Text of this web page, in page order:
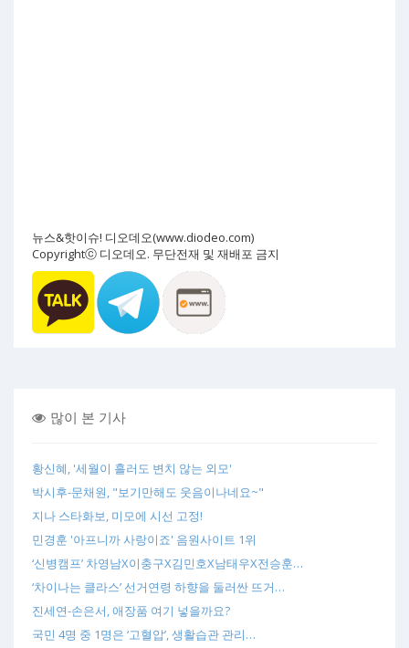
뉴스&핫이슈! 디오데오(www.diodeo.com)
Copyrightⓒ 디오데오. 무단전재 및 재배포 금지
많이 본 기사
황신혜, '세월이 흘러도 변치 않는 외모'
박시후-문채원, "보기만해도 웃음이나네요~"
지나 스타화보, 미모에 시선 고정!
민경훈 '아프니까 사랑이죠' 음원사이트 1위
‘신병캠프’ 차영남X이충구X김민호X남태우X전승훈…
‘차이나는 클라스’ 선거연령 하향을 둘러싼 뜨거…
진세연-손은서, 애장품 여기 넣을까요?
국민 4명 중 1명은 ‘고혈압’, 생활습관 관리…